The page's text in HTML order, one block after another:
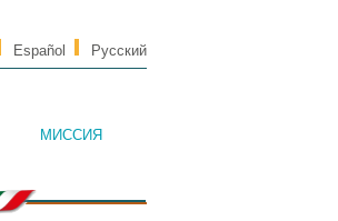
Español Русский
МИССИЯ